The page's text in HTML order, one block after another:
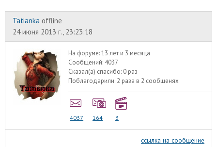
Tatianka offline
24 июня 2013 г., 23:23:18
На форуме:13 лет и 3 месяца
Сообщений: 4037
Сказал(а) спасибо: 0 раз
Поблагодарили: 2 раза в 2 сообщенях
4037 164 3
ссылка на сообщение